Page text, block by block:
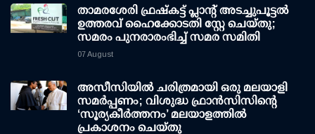
താമരശേരി ഫ്രഷ്കട്ട് പ്ലാന്റ് അടച്ചുപൂട്ടൽ
ഉത്തരവ് ഹൈക്കോടതി സ്റ്റേ ചെയ്തു;
സമരം പുനരാരംഭിച്ച് സമര സമിതി
07 August
അസീസിയിൽ ചരിത്രമായി ഒരു മലയാളി
സമർപ്പണം; വിശുദ്ധ ഫ്രാൻസിസിന്റെ
‘സൂര്യകീർത്തനം’ മലയാളത്തിൽ
പ്രകാശനം ചെയ്തു